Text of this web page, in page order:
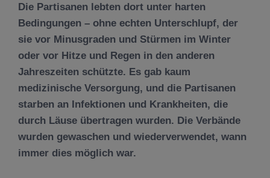
Die Partisanen lebten dort unter harten
Bedingungen – ohne echten Unterschlupf, der
sie vor Minusgraden und Stürmen im Winter
oder vor Hitze und Regen in den anderen
Jahreszeiten schützte. Es gab kaum
medizinische Versorgung, und die Partisanen
starben an Infektionen und Krankheiten, die
durch Läuse übertragen wurden. Die Verbände
wurden gewaschen und wiederverwendet, wann
immer dies möglich war.